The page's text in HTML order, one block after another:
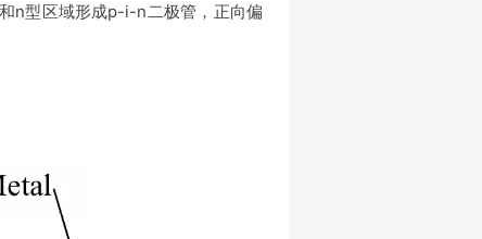
n型区域形成p-i-n二极管，正向偏